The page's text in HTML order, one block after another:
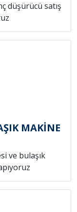
düşürücü satış
MAKİNE
ve bulaşık